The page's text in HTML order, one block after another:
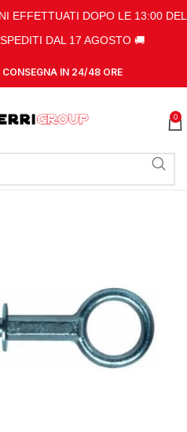
EFFETTUATI DOPO LE 13:00 DEL
DAL 17 AGOSTO 🚚
CONSEGNA IN 24/48 ORE
0